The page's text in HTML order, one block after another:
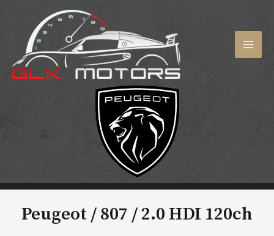
contenu
Peugeot / 807 /2.0 HDI 120ch